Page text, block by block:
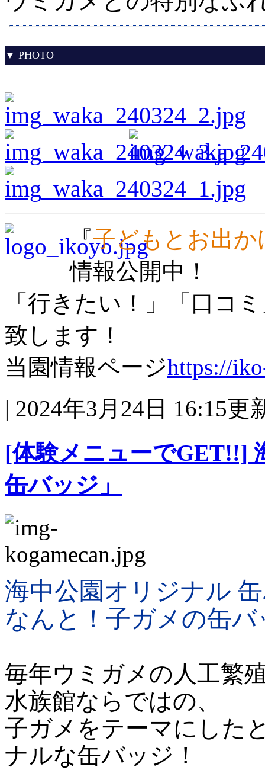
▼ PHOTO
『子どもとお出
情報公開中！
「行きたい！」「口コ
致します！
当園情報ページhttps://
| 2024年3月24日 16:15
[体験メニューでGET!!]
缶バッジ」
海中公園オリジナル
なんと！子ガメの缶
毎年ウミガメの人工繁
水族館ならではの、
子ガメをテーマにした
ナルな缶バッジ！